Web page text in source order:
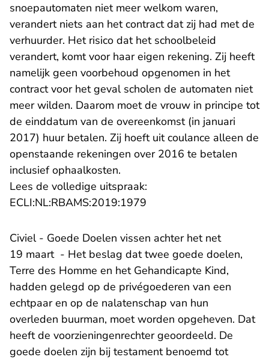
snoepautomaten niet meer welkom waren,
verandert niets aan het contract dat zij had met de
verhuurder. Het risico dat het schoolbeleid
verandert, komt voor haar eigen rekening. Zij heeft
namelijk geen voorbehoud opgenomen in het
contract voor het geval scholen de automaten niet
meer wilden. Daarom moet de vrouw in principe tot
de einddatum van de overeenkomst (in januari
2017) huur betalen. Zij hoeft uit coulance alleen de
openstaande rekeningen over 2016 te betalen
inclusief ophaalkosten.
Lees de volledige uitspraak:
ECLI:NL:RBAMS:2019:1979
Civiel - Goede Doelen vissen achter het net
19 maart - Het beslag dat twee goede doelen,
Terre des Homme en het Gehandicapte Kind,
hadden gelegd op de privégoederen van een
echtpaar en op de nalatenschap van hun
overleden buurman, moet worden opgeheven. Dat
heeft de voorzieningenrechter geoordeeld. De
goede doelen zijn bij testament benoemd tot